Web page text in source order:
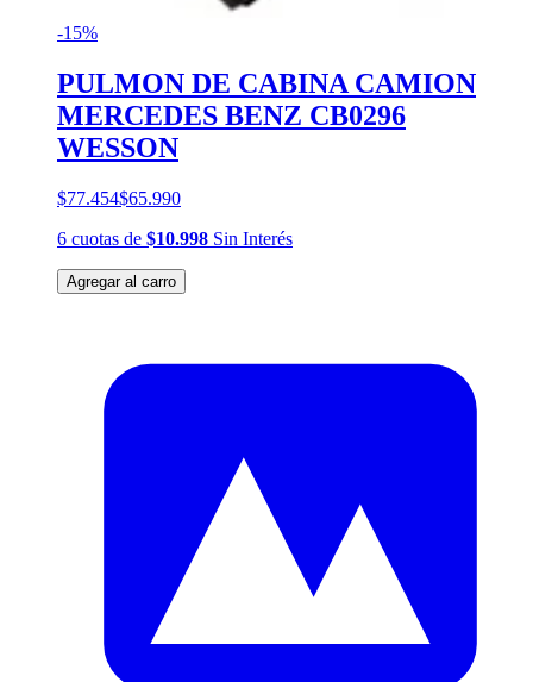
-15%
PULMON DE CABINA CAMION
MERCEDES BENZ CB0296
WESSON
$77.454$65.990
6 cuotas de $10.998 Sin Interés
Agregar al carro